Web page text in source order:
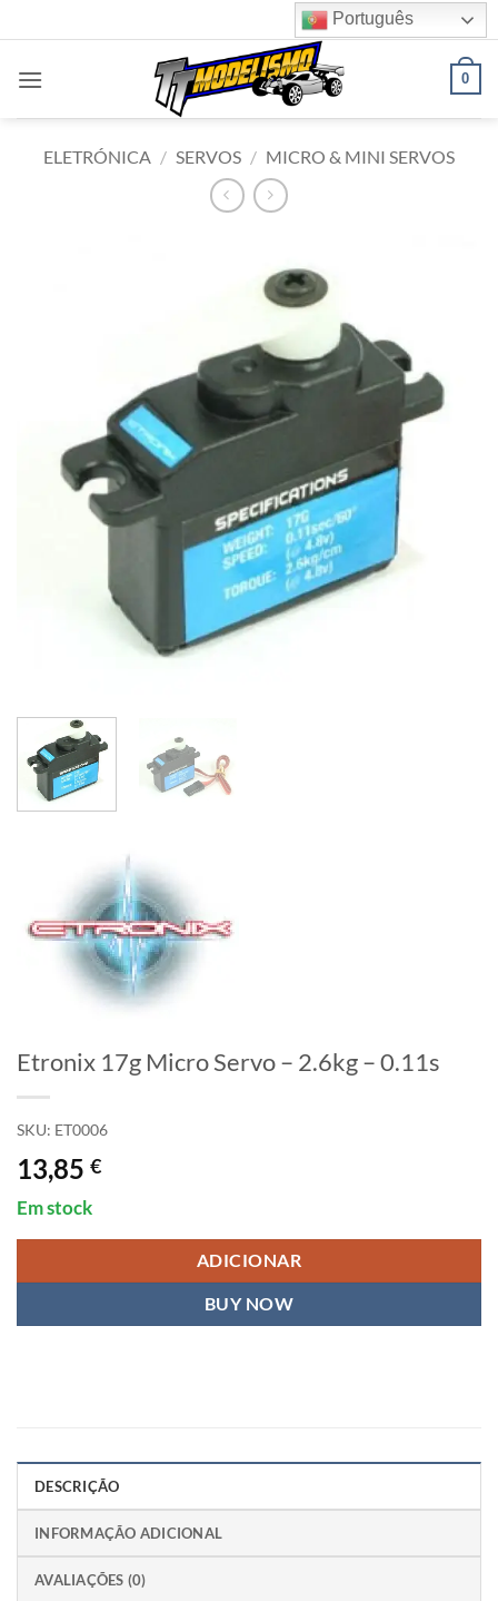
to
content
Português
0
ELETRÓNICA / SERVOS / MICRO & MINI SERVOS
Etronix 17g Micro Servo – 2.6kg – 0.11s
SKU: ET0006
13,85 €
Em stock
ADICIONAR
BUY NOW
DESCRIÇÃO
INFORMAÇÃO ADICIONAL
AVALIAÇÕES (0)